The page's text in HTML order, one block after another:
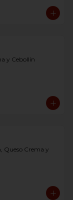
y Cebollín
Queso Crema y